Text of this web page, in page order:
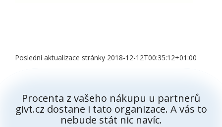
Poslední aktualizace stránky 2018-12-12T00:35:12+01:00
Procenta z vašeho nákupu u partnerů
givt.cz dostane i tato organizace. A vás to
nebude stát nic navíc.